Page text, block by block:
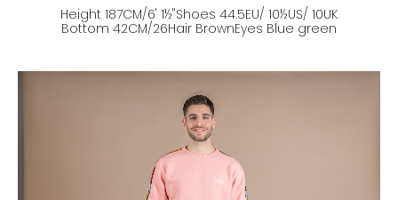
Height 187CM/6' 1½''Shoes 44.5EU/ 10½US/ 10UK
Bottom 42CM/26Hair BrownEyes Blue green